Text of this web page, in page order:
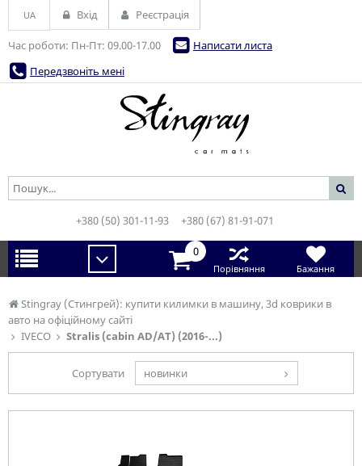
Stingray (Стингрей): купити килимки в машину, 3d коврики в
авто на офіційному сайті
IVECO
Stralis (cabin AD/AT) (2016-...)
Сортувати новинки
Час роботи: Пн-Пт: 09.00-17.00
Написати листа
Передзвоніть мені
UA Вхід Реєстрація
+380 (50) 301-11-93 +380 (67) 81-91-071
0
Порівняння Бажання